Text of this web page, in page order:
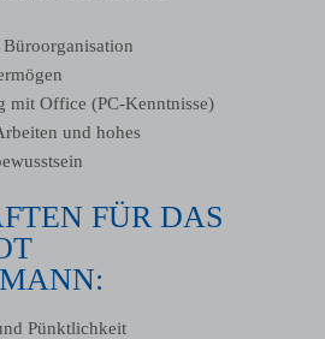
mit Office (PC-Kenntnisse)
und hohes
FÜR DAS
Pünktlichkeit